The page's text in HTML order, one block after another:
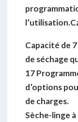
l’utilisation.
Capacité de 7
de séchage
17
d’options
de charges.
Sèche-linge